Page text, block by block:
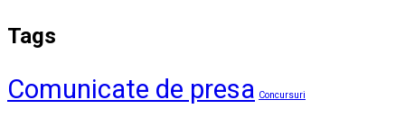
Tags
Comunicate de presa Concursuri